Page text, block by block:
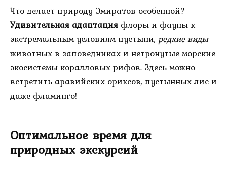
Что делает природу Эмиратов особенной?
Удивительная адаптация флоры и фауны к
экстремальным условиям пустыни, редкие виды
животных в заповедниках и нетронутые морские
экосистемы коралловых рифов. Здесь можно
встретить аравийских ориксов, пустынных лис и
даже фламинго!
Оптимальное время для
природных экскурсий